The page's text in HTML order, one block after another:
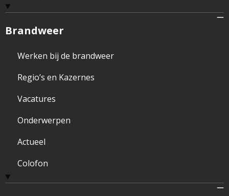
Brandweer
Werken bij de brandweer
Regio’s en Kazernes
Vacatures
Onderwerpen
Actueel
Colofon